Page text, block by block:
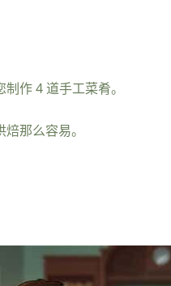
作 4 道手工菜肴。
那么容易。